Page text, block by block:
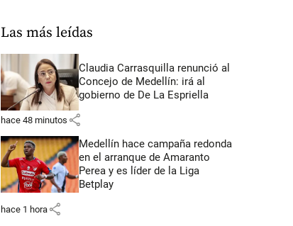
Las más leídas
Claudia Carrasquilla renunció al
Concejo de Medellín: irá al
gobierno de De La Espriella
hace 48 minutos share
Medellín hace campaña redonda
en el arranque de Amaranto
Perea y es líder de la Liga
Betplay
hace 1 hora share